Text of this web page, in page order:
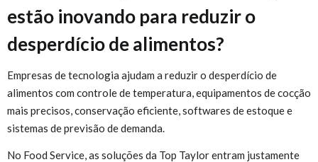
estão inovando para reduzir o
desperdício de alimentos?
Empresas de tecnologia ajudam a reduzir o desperdício de
alimentos com controle de temperatura, equipamentos de cocção
mais precisos, conservação eficiente, softwares de estoque e
sistemas de previsão de demanda.
No Food Service, as soluções da Top Taylor entram justamente